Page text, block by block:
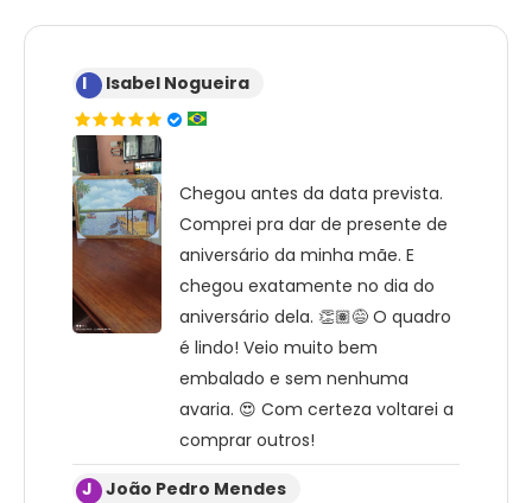
I Isabel Nogueira
Chegou antes da data prevista.
Comprei pra dar de presente de
aniversário da minha mãe. E
chegou exatamente no dia do
aniversário dela. 👏🏽😅 O quadro
é lindo! Veio muito bem
embalado e sem nenhuma
avaria. 😍 Com certeza voltarei a
comprar outros!
J João Pedro Mendes